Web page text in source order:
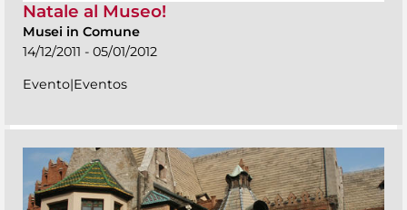
Natale al Museo!
Musei in Comune
14/12/2011 - 05/01/2012
Evento|Eventos